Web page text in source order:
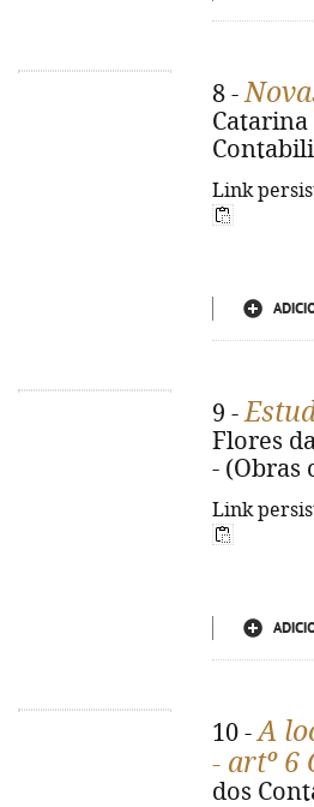
8 -
Catarina
Link
9 -
Flores
- (Obras
Link
10 -A
- artº 6
dos